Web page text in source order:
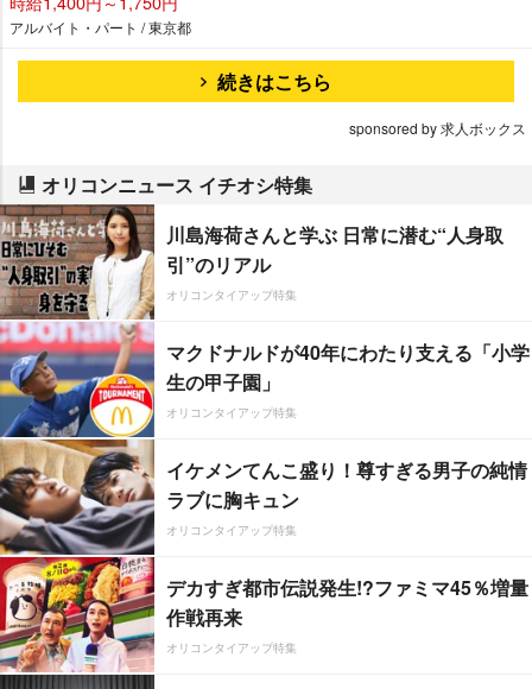
アルバイト・パート / 東京都
続きはこちら
sponsored by 求人ボックス
オリコンニュース イチオシ特集
川島海荷さんと学ぶ 日常に潜む“人身取
引”のリアル
オリコンタイアップ特集
マクドナルドが40年にわたり支える「小学
生の甲子園」
オリコンタイアップ特集
イケメンてんこ盛り！尊すぎる男子の純情
ラブに胸キュン
オリコンタイアップ特集
デカすぎ都市伝説発生!?ファミマ45％増量
作戦再来
オリコンタイアップ特集